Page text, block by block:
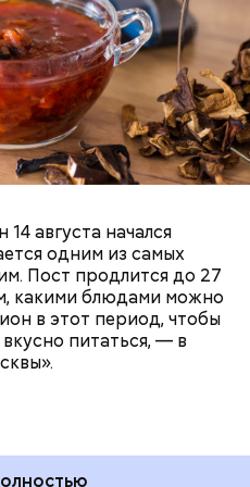
августа начался
одним из самых
Пост продлится до 27
какими блюдами можно
в этот период, чтобы
питаться, — в
РЕЦЕПТЫ
о переносе
и Подмосковье